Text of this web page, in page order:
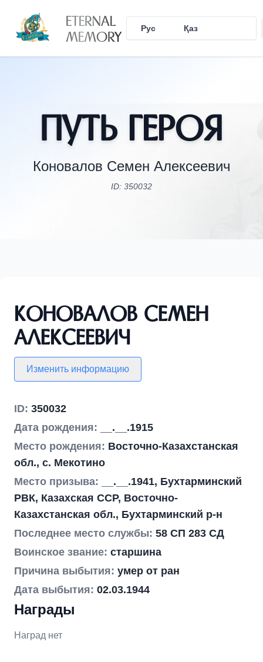
ETERNAL
MEMORY Рус Қаз
Путь Героя
Коновалов Семен Алексеевич
ID: 350032
Коновалов Семен
Алексеевич
Изменить информацию
ID: 350032
Дата рождения:
__.__.1915
Место рождения: Восточно-Казахстанская
обл., с. Мекотино
Место призыва:
__.__.1941, Бухтарминский
РВК, Казахская ССР, Восточно-
Казахстанская обл., Бухтарминский р-н
Последнее место службы: 58 СП 283 СД
Воинское звание: старшина
Причина выбытия: умер от ран
Дата выбытия: 02.03.1944
Награды
Наград нет